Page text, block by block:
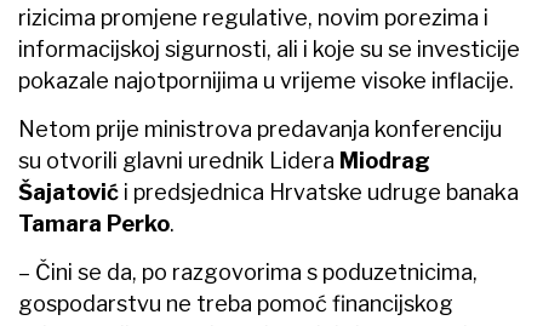
rizicima promjene regulative, novim porezima i
informacijskoj sigurnosti, ali i koje su se investicije
pokazale najotpornijima u vrijeme visoke inflacije.
Netom prije ministrova predavanja konferenciju
su otvorili glavni urednik Lidera Miodrag
Šajatović i predsjednica Hrvatske udruge banaka
Tamara Perko.
– Čini se da, po razgovorima s poduzetnicima,
gospodarstvu ne treba pomoć financijskog